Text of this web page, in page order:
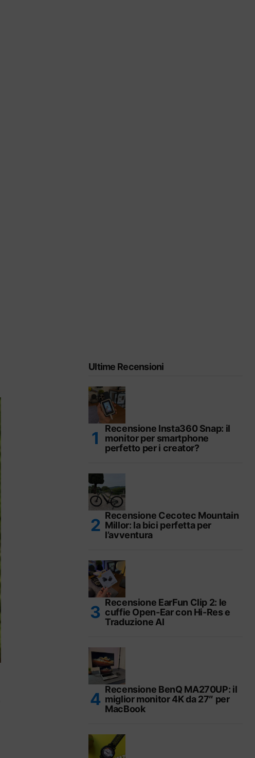
Ultime Recensioni
Recensione Insta360 Snap: il
monitor per smartphone
perfetto per i creator?
Recensione Cecotec Mountain
Millor: la bici perfetta per
l’avventura
Recensione EarFun Clip 2: le
cuffie Open-Ear con Hi-Res e
Traduzione AI
Recensione BenQ MA270UP: il
miglior monitor 4K da 27″ per
MacBook